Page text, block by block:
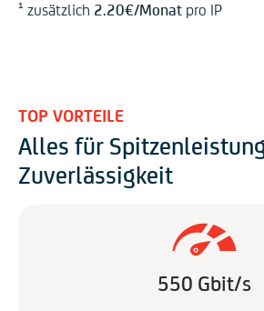
¹ zusätzlich 2.20€/Monat pro IP
TOP VORTEILE
Alles für
Zuverlässigkeit
550 Gbit/s